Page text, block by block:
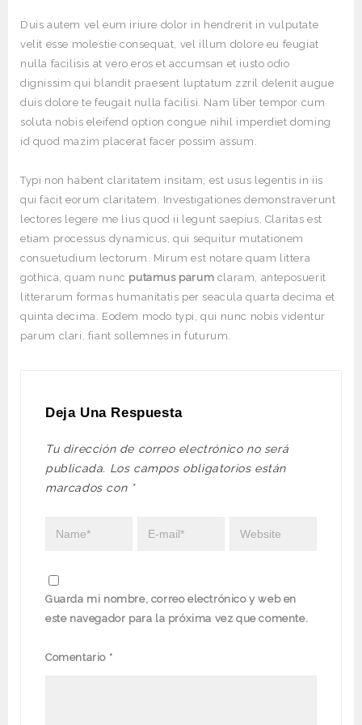
Duis autem vel eum iriure dolor in hendrerit in vulputate
velit esse molestie consequat, vel illum dolore eu feugiat
nulla facilisis at vero eros et accumsan et iusto odio
dignissim qui blandit praesent luptatum zzril delenit augue
duis dolore te feugait nulla facilisi. Nam liber tempor cum
soluta nobis eleifend option congue nihil imperdiet doming
id quod mazim placerat facer possim assum.
Typi non habent claritatem insitam; est usus legentis in iis
qui facit eorum claritatem. Investigationes demonstraverunt
lectores legere me lius quod ii legunt saepius. Claritas est
etiam processus dynamicus, qui sequitur mutationem
consuetudium lectorum. Mirum est notare quam littera
gothica, quam nunc putamus parum claram, anteposuerit
litterarum formas humanitatis per seacula quarta decima et
quinta decima. Eodem modo typi, qui nunc nobis videntur
parum clari, fiant sollemnes in futurum.
Deja Una Respuesta
Tu dirección de correo electrónico no será
publicada. Los campos obligatorios están
marcados con *
Guarda mi nombre, correo electrónico y web en
este navegador para la próxima vez que comente.
Comentario *